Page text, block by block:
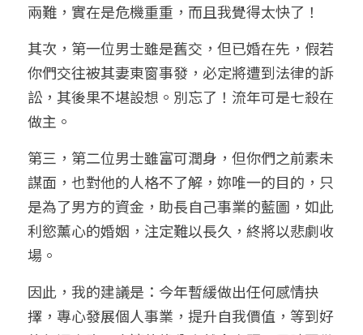
兩難，實在是危機重重，而且我覺得太快了！
其次，第一位男士雖是舊交，但已婚在先，假若
你們交往被其妻東窗事發，必定將遭到法律的訴
訟，其後果不堪設想。別忘了！流年可是七殺在
做主。
第三，第二位男士雖富可潤身，但你們之前素未
謀面，也對他的人格不了解，妳唯一的目的，只
是為了男方的資金，助長自己事業的藍圖，如此
利慾薰心的婚姻，注定難以長久，終將以悲劇收
場。
因此，我的建議是：今年暫緩做出任何感情抉
擇，專心發展個人事業，提升自我價值，等到好